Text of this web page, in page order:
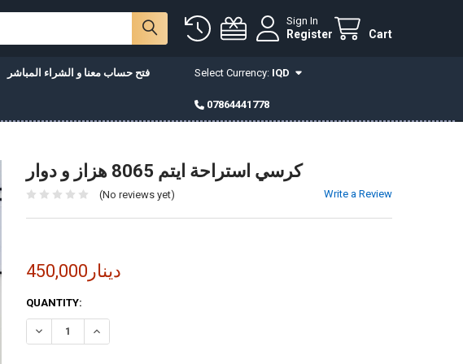
Sign In
Register Cart
فتح حساب معنا و الشراء المباشر Select Currency: IQD
07864441778
كرسي استراحة ايتم 8065 هزاز و دوار
(No reviews yet) Write a Review
450,000دينار
CURRENT
STOCK:
QUANTITY: